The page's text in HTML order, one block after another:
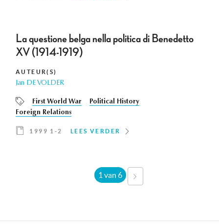
La questione belga nella politica di Benedetto
XV (1914-1919)
AUTEUR(S)
Jan DE VOLDER
First World War
Political History
Foreign Relations
1999 1-2 LEES VERDER
1 van 6